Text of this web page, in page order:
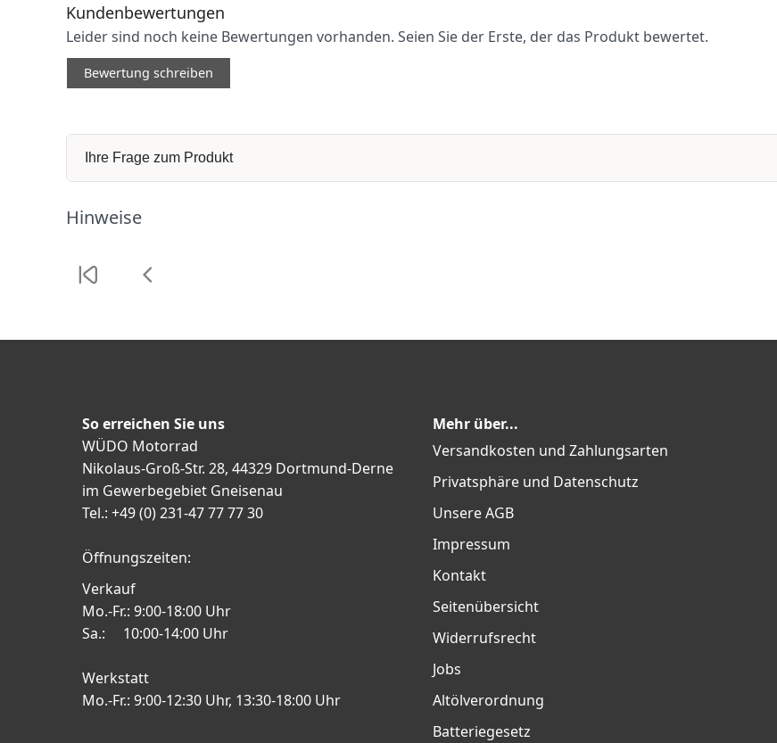
Kundenbewertungen
Leider sind noch keine Bewertungen vorhanden. Seien Sie der Erste, der das Produkt bewertet.
Bewertung schreiben
Ihre Frage zum Produkt
Hinweise
So erreichen Sie uns
WÜDO Motorrad
Nikolaus-Groß-Str. 28, 44329 Dortmund-Derne
im Gewerbegebiet Gneisenau
Tel.: +49 (0) 231-47 77 77 30
Öffnungszeiten:
Verkauf
Mo.-Fr.: 9:00-18:00 Uhr
Sa.: 10:00-14:00 Uhr
Werkstatt
Mo.-Fr.: 9:00-12:30 Uhr, 13:30-18:00 Uhr
Mehr über...
Versandkosten und Zahlungsarten
Privatsphäre und Datenschutz
Unsere AGB
Impressum
Kontakt
Seitenübersicht
Widerrufsrecht
Jobs
Altölverordnung
Batteriegesetz